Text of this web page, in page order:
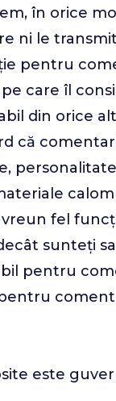
în orice
ni le
pentru
care îl
din orice
că
fel
sunteți
pentru
este